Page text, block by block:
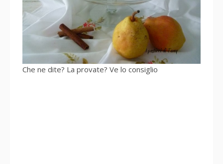
Che ne dite? La provate? Ve lo consiglio